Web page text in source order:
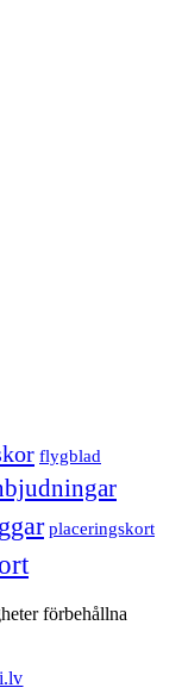
flygblad
placeringskort
förbehållna